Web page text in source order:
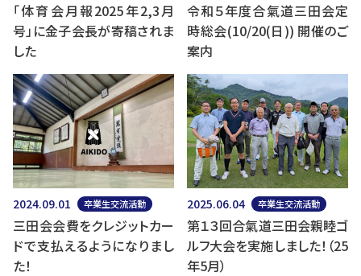
「体育会月報2025年2,3月
号」に金子会長が寄稿されま
した
令和５年度合氣道三田会定
時総会(10/20(日)) 開催のご
案内
2024.09.01 卒業生交流活動
三田会会費をクレジットカー
ドで支払えるようになりまし
た！
2025.06.04 卒業生交流活動
第１３回合氣道三田会親睦ゴ
ルフ大会を実施しました！（25
年5月）